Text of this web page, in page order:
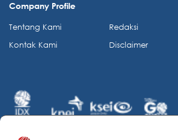
Company Profile
Tentang Kami
Kontak Kami
Redaksi
Disclaimer